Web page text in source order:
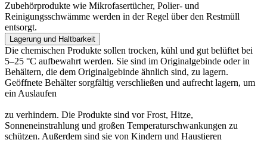
Zubehörprodukte wie Mikrofasertücher, Polier- und
Reinigungsschwämme werden in der Regel über den Restmüll
entsorgt.
Lagerung und Haltbarkeit
Die chemischen Produkte sollen trocken, kühl und gut belüftet bei
5–25 °C aufbewahrt werden. Sie sind im Originalgebinde oder in
Behältern, die dem Originalgebinde ähnlich sind, zu lagern.
Geöffnete Behälter sorgfältig verschließen und aufrecht lagern, um
ein Auslaufen
zu verhindern. Die Produkte sind vor Frost, Hitze,
Sonneneinstrahlung und großen Temperaturschwankungen zu
schützen. Außerdem sind sie von Kindern und Haustieren